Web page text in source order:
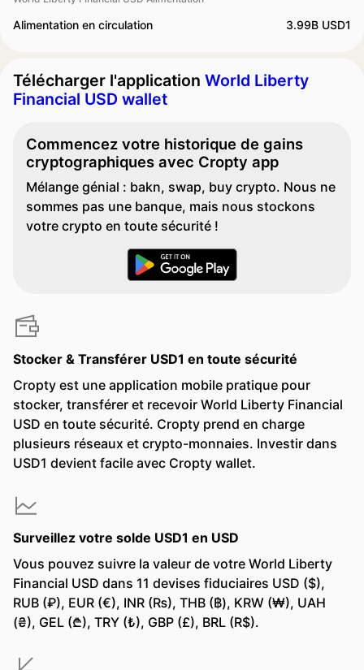
Alimentation en circulation 3.99B USD1
Télécharger l'application World Liberty
Financial USD wallet
Commencez votre historique de gains
cryptographiques avec Cropty app
Mélange génial : bakn, swap, buy crypto. Nous ne
sommes pas une banque, mais nous stockons
votre crypto en toute sécurité !
Stocker & Transférer USD1 en toute sécurité
Cropty est une application mobile pratique pour
stocker, transférer et recevoir World Liberty Financial
USD en toute sécurité. Cropty prend en charge
plusieurs réseaux et crypto-monnaies. Investir dans
USD1 devient facile avec Cropty wallet.
Surveillez votre solde USD1 en USD
Vous pouvez suivre la valeur de votre World Liberty
Financial USD dans 11 devises fiduciaires USD ($),
RUB (₽), EUR (€), INR (₨), THB (฿), KRW (₩), UAH
(₴), GEL (₾), TRY (₺), GBP (£), BRL (R$).